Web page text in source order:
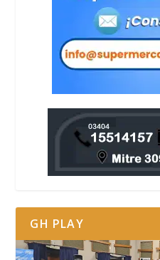
GH PLAY